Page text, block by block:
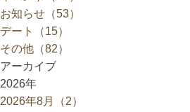
お知らせ（53）
デート（15）
その他（82）
アーカイブ
2026年
2026年8月（2）